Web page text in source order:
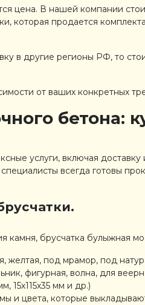
цена. В нашей компании
которая продается
в другие регионы РФ, то
от ваших конкретных
бетона:
услуги, включая
всегда готовы
камня, брусчатка булыжная
желтая, под мрамор, под
фигурная, волна, для
15х115х35 мм и др.)
и цвета, которые